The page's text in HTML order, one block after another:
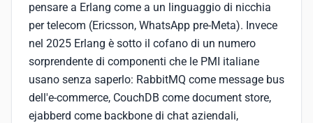
pensare a Erlang come a un linguaggio di nicchia
per telecom (Ericsson, WhatsApp pre-Meta). Invece
nel 2025 Erlang è sotto il cofano di un numero
sorprendente di componenti che le PMI italiane
usano senza saperlo: RabbitMQ come message bus
dell'e-commerce, CouchDB come document store,
ejabberd come backbone di chat aziendali,